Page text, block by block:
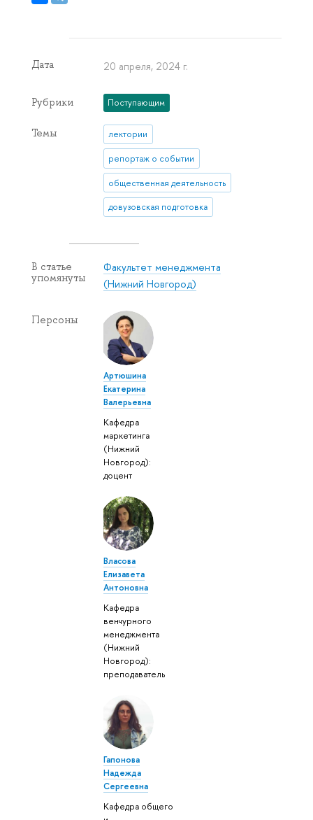
Дата 20 апреля, 2024 г.
Рубрики Поступающим
Темы лектории
репортаж о событии
общественная деятельность
довузовская подготовка
В статье
упомянуты
Факультет менеджмента
(Нижний Новгород)
Персоны
Артюшина
Екатерина
Валерьевна
Кафедра
маркетинга
(Нижний
Новгород):
доцент
Власова
Елизавета
Антоновна
Кафедра
венчурного
менеджмента
(Нижний
Новгород):
преподаватель
Гапонова
Надежда
Сергеевна
Кафедра общего